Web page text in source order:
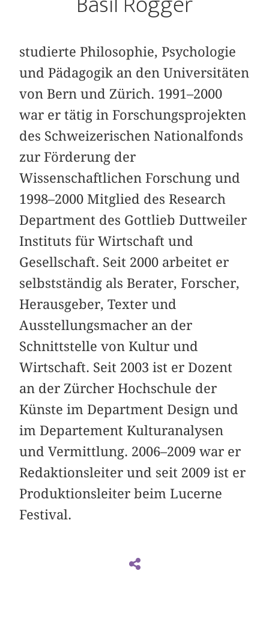
studierte Philosophie, Psychologie
und Pädagogik an den Universitäten
von Bern und Zürich. 1991–2000
war er tätig in Forschungsprojekten
des Schweizerischen Nationalfonds
zur Förderung der
Wissenschaftlichen Forschung und
1998–2000 Mitglied des Research
Department des Gottlieb Duttweiler
Instituts für Wirtschaft und
Gesellschaft. Seit 2000 arbeitet er
selbstständig als Berater, Forscher,
Herausgeber, Texter und
Ausstellungsmacher an der
Schnittstelle von Kultur und
Wirtschaft. Seit 2003 ist er Dozent
an der Zürcher Hochschule der
Künste im Department Design und
im Departement Kulturanalysen
und Vermittlung. 2006–2009 war er
Redaktionsleiter und seit 2009 ist er
Produktionsleiter beim Lucerne
Festival.